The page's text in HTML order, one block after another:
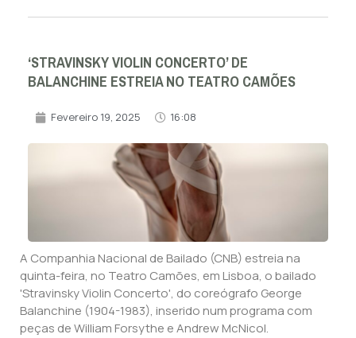
‘STRAVINSKY VIOLIN CONCERTO’ DE
BALANCHINE ESTREIA NO TEATRO CAMÕES
Fevereiro 19, 2025 16:08
A Companhia Nacional de Bailado (CNB) estreia na
quinta-feira, no Teatro Camões, em Lisboa, o bailado
'Stravinsky Violin Concerto', do coreógrafo George
Balanchine (1904-1983), inserido num programa com
peças de William Forsythe e Andrew McNicol.